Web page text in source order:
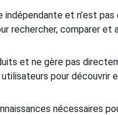
indépendante et n’est
rechercher, comparer et
et ne gère pas
pour
nécessaires